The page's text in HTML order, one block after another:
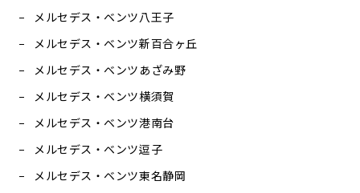
メルセデス・ベンツ八王子
メルセデス・ベンツ新百合ヶ丘
メルセデス・ベンツあざみ野
メルセデス・ベンツ横須賀
メルセデス・ベンツ港南台
メルセデス・ベンツ逗子
メルセデス・ベンツ東名静岡